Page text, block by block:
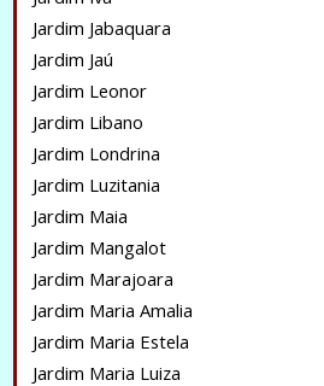
Jardim Jabaquara
Jardim Jaú
Jardim Leonor
Jardim Libano
Jardim Londrina
Jardim Luzitania
Jardim Maia
Jardim Mangalot
Jardim Marajoara
Jardim Maria Amalia
Jardim Maria Estela
Jardim Maria Luiza